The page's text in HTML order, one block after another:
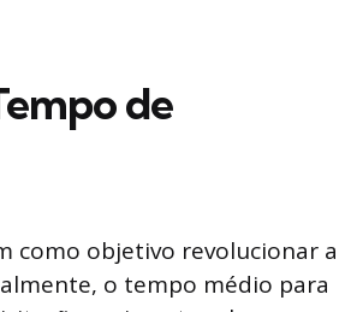
de
como objetivo revolucionar a
o tempo médio para